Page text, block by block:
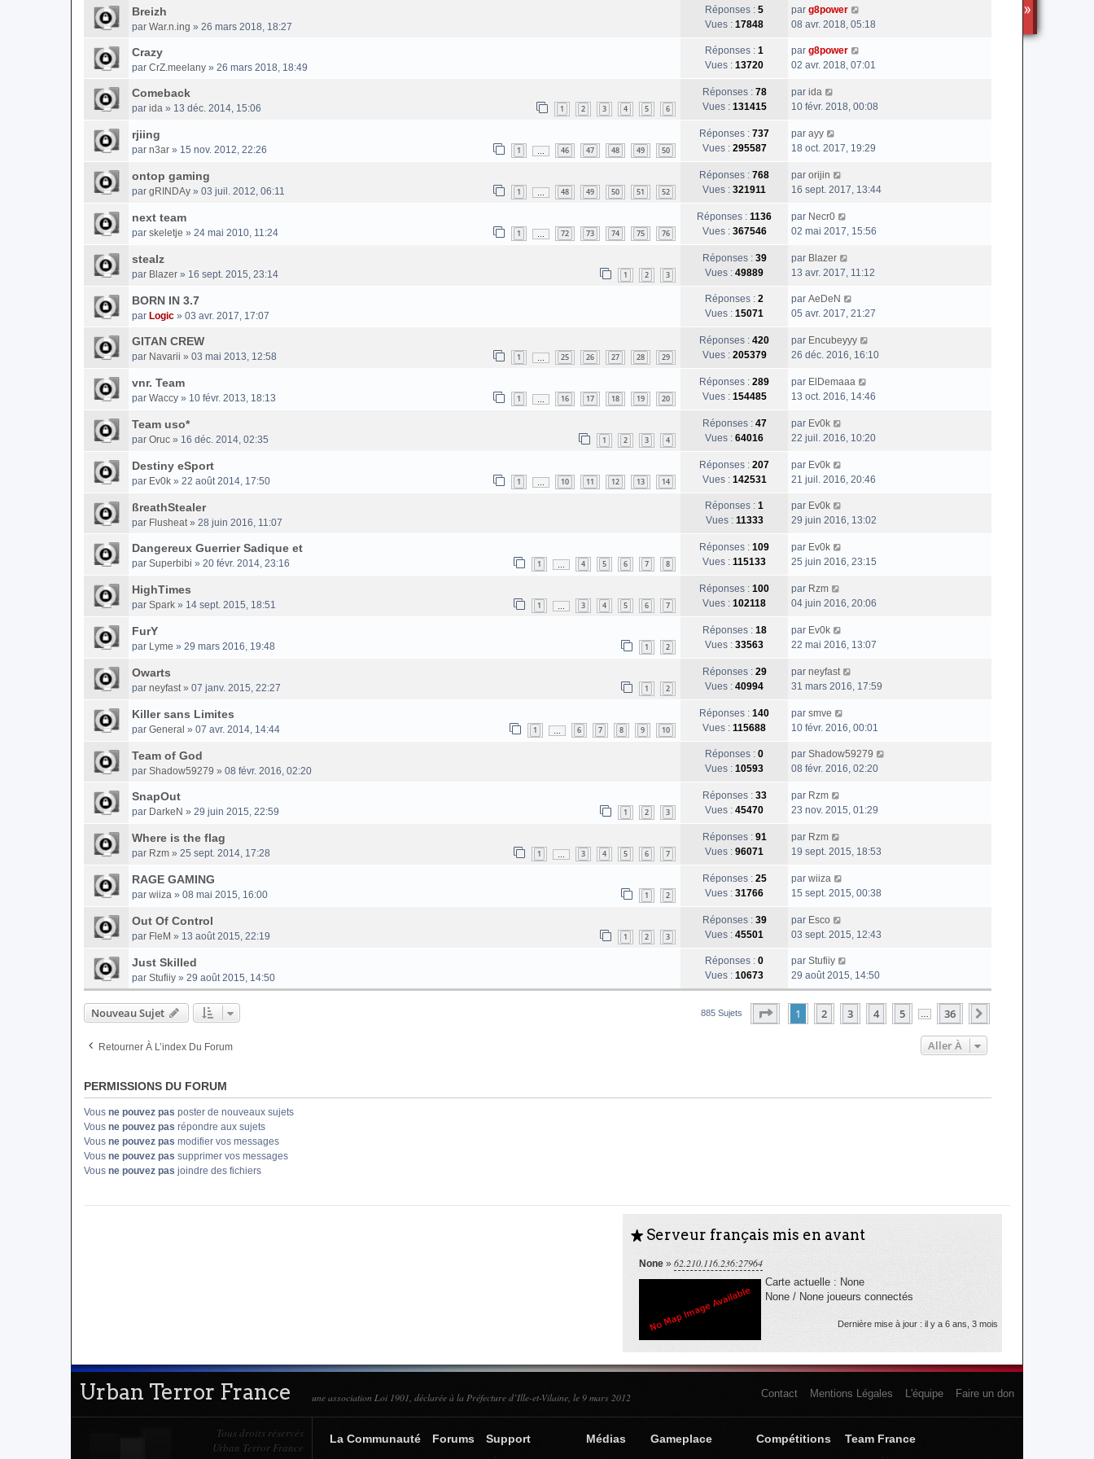
Breizh
par War.n.ing » 26 mars 2018, 18:27
Réponses : 5
Vues : 17848
par g8power
08 avr. 2018, 05:18
Crazy
par CrZ.meelany » 26 mars 2018, 18:49
Réponses : 1
Vues : 13720
par g8power
02 avr. 2018, 07:01
Comeback
par ida » 13 déc. 2014, 15:06 1 2 3 4 5 6
Réponses : 78
Vues : 131415
par ida
10 févr. 2018, 00:08
rjiing
par n3ar » 15 nov. 2012, 22:26 1 46 47 48 49 50
Réponses : 737
Vues : 295587
par ayy
18 oct. 2017, 19:29
ontop gaming
par gRINDAy » 03 juil. 2012, 06:11 1 48 49 50 51 52
Réponses : 768
Vues : 321911
par orijin
16 sept. 2017, 13:44
next team
par skeletje » 24 mai 2010, 11:24 1 72 73 74 75 76
Réponses : 1136
Vues : 367546
par Necr0
02 mai 2017, 15:56
stealz
par Blazer » 16 sept. 2015, 23:14 1 2 3
Réponses : 39
Vues : 49889
par Blazer
13 avr. 2017, 11:12
BORN IN 3.7
par Logic » 03 avr. 2017, 17:07
Réponses : 2
Vues : 15071
par AeDeN
05 avr. 2017, 21:27
GITAN CREW
par Navarii » 03 mai 2013, 12:58 1 25 26 27 28 29
Réponses : 420
Vues : 205379
par Encubeyyy
26 déc. 2016, 16:10
vnr. Team
par Waccy » 10 févr. 2013, 18:13 1 16 17 18 19 20
Réponses : 289
Vues : 154485
par ElDemaaa
13 oct. 2016, 14:46
Team uso*
par Oruc » 16 déc. 2014, 02:35 1 2 3 4
Réponses : 47
Vues : 64016
par Ev0k
22 juil. 2016, 10:20
Destiny eSport
par Ev0k » 22 août 2014, 17:50 1 10 11 12 13 14
Réponses : 207
Vues : 142531
par Ev0k
21 juil. 2016, 20:46
ßreathStealer
par Flusheat» 28 juin 2016, 11:07
Réponses : 1
Vues : 11333
par Ev0k
29 juin 2016, 13:02
Dangereux Guerrier Sadique et
par Superbibi » 20 févr. 2014, 23:16 1 4 5 6 7 8
Réponses : 109
Vues : 115133
par Ev0k
25 juin 2016, 23:15
HighTimes
par Spark » 14 sept. 2015, 18:51 1 3 4 5 6 7
Réponses : 100
Vues : 102118
par Rzm
04 juin 2016, 20:06
FurY
par Lyme » 29 mars 2016, 19:48 1 2
Réponses : 18
Vues : 33563
par Ev0k
22 mai 2016, 13:07
Owarts
par neyfast» 07 janv. 2015, 22:27 1 2
Réponses : 29
Vues : 40994
par neyfast
31 mars 2016, 17:59
Killer sans Limites
par General » 07 avr. 2014, 14:44 1 6 7 8 9 10
Réponses : 140
Vues : 115688
par smve
10 févr. 2016, 00:01
Team of God
par Shadow59279 » 08 févr. 2016, 02:20
Réponses : 0
Vues : 10593
par Shadow59279
08 févr. 2016, 02:20
SnapOut
par DarkeN » 29 juin 2015, 22:59 1 2 3
Réponses : 33
Vues : 45470
par Rzm
23 nov. 2015, 01:29
Where is the flag
par Rzm » 25 sept. 2014, 17:28 1 3 4 5 6 7
Réponses : 91
Vues : 96071
par Rzm
19 sept. 2015, 18:53
RAGE GAMING
par wiiza » 08 mai 2015, 16:00 1 2
Réponses : 25
Vues : 31766
par wiiza
15 sept. 2015, 00:38
Out Of Control
par FleM » 13 août 2015, 22:19 1 2 3
Réponses : 39
Vues : 45501
par Esco
03 sept. 2015, 12:43
Just Skilled
par Stufiiy » 29 août 2015, 14:50
Réponses : 0
Vues : 10673
par Stufiiy
29 août 2015, 14:50
Nouveau Sujet 885 Sujets Page Sur
1 2 3 4 5 36
Retourner À L’index Du Forum Aller À
PERMISSIONS DU FORUM
Vous ne pouvez pas poster de nouveaux sujets
Vous ne pouvez pas répondre aux sujets
Vous ne pouvez pas modifier vos messages
Vous ne pouvez pas supprimer vos messages
Vous ne pouvez pas joindre des fichiers
S Serveur français mis en avant
None » 62.210.116.236:27964
Carte actuelle : None
None / None joueurs connectés
Dernière mise à jour : il y a 6 ans, 3 mois
Urban Terror France une association Loi 1901, déclarée à la Préfecture d’Ille-et-Vilaine, le 9 mars 2012 Faire un don
L'équipe
Mentions Légales
Contact
Tous droits réservés
Urban Terror France
La Communauté Forums Support Médias Gameplace Compétitions Team France